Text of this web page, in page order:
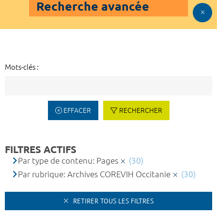
Recherche avancée
Mots-clés :
EFFACER RECHERCHER
FILTRES ACTIFS
Par type de contenu: Pages
(30)
Par rubrique: Archives COREVIH Occitanie
(30)
RETIRER TOUS LES FILTRES